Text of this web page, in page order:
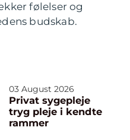
følelser og
budskab.
03 August 2026
Privat sygepleje
tryg pleje i kendte
rammer